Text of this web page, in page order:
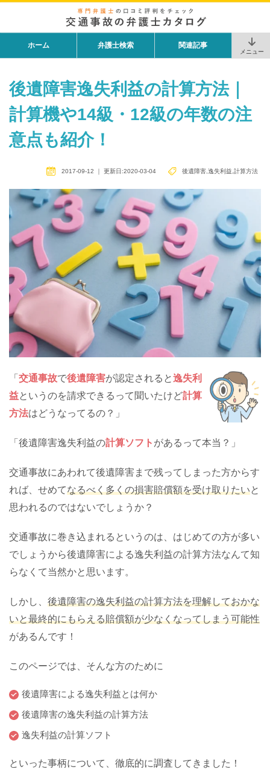
ホーム 弁護士検索 関連記事
メニュー
後遺障害逸失利益の計算方法｜
計算機や14級・12級の年数の注
意点も紹介！
｜ 更新日:2020-03-04 後遺障害 逸失利益 計算方法
「 交通事故で後遺障害が認定されると逸失利
益というのを請求できるって聞いたけど計算
方法はどうなってるの？」
「後遺障害逸失利益の計算ソフト があるって本当？」
交通事故にあわれて後遺障害まで残ってしまった方からす
れば、せめてなるべく多くの損害賠償額を受け取りたいと
思われるのではないでしょうか？
交通事故に巻き込まれるというのは、はじめての方が多い
でしょうから後遺障害による逸失利益の計算方法なんて知
らなくて当然かと思います。
しかし、 後遺障害の逸失利益の計算方法を理解しておかな
いと最終的にもらえる賠償額が少なくなってしまう可能性
があるんです！
このページでは、そんな方のために
後遺障害による逸失利益とは何か
後遺障害の逸失利益の計算方法
逸失利益の計算ソフト
といった事柄について、徹底的に調査してきました！